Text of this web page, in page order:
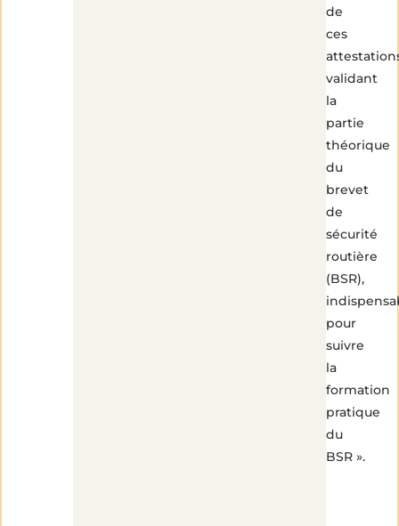
de
ces
validant
la
partie
théorique
du
brevet
de
sécurité
routière
(BSR),
pour
suivre
la
formation
pratique
du
BSR ».